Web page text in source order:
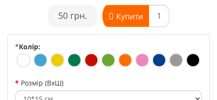
50 грн. Купити
*Колір:
Розмір (ВхШ)